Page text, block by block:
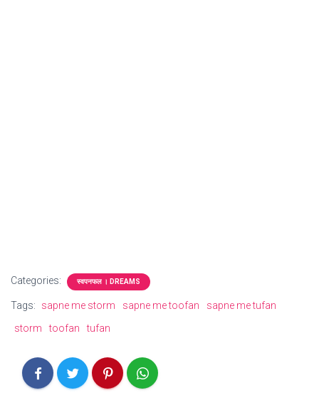
Categories: स्वपनफल । DREAMS
Tags: sapne me storm sapne me toofan
sapne me tufan
storm
toofan tufan